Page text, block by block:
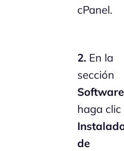
cPanel.
2. En la
sección
Software
haga clic
de